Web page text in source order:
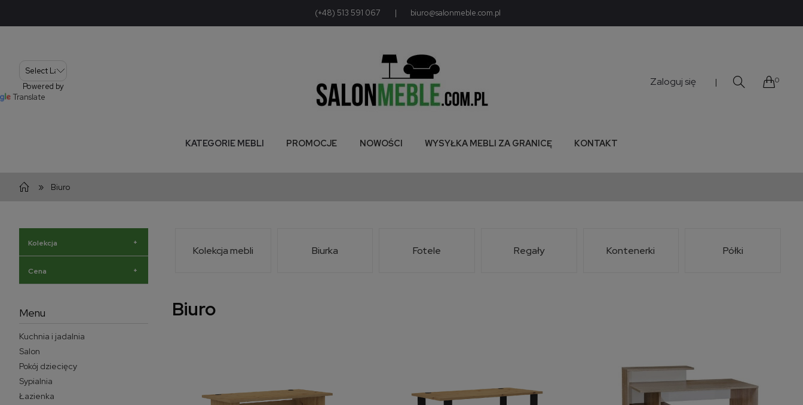
(+48) 513 591 067 | biuro@salonmeble.com.pl
Powered by
Translate
Zaloguj się | 0
KATEGORIE MEBLI PROMOCJE NOWOŚCI WYSYŁKA MEBLI ZA GRANICĘ KONTAKT
» Biuro
Kolekcja +
Cena +
Menu
Kuchnia i jadalnia
Salon
Pokój dziecięcy
Sypialnia
Łazienka
Kolekcja mebli Biurka Fotele Regały Kontenerki Półki
Biuro